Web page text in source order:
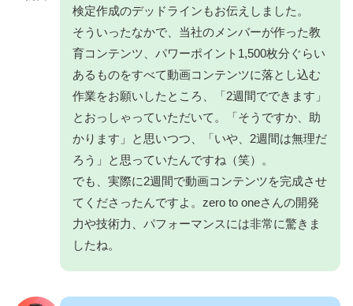
検定作成のデッドラインもお伝えしました。
そういったなかで、当社のメンバーが作った教
育コンテンツ、パワーポイント1,500枚分ぐらい
あるものをすべて動画コンテンツに落とし込む
作業をお願いしたところ、「2週間でできます」
とおっしゃっていただいて。「そうですか、助
かります」と思いつつ、「いや、2週間は無理だ
ろう」と思っていたんですね（笑）。
でも、実際に2週間で動画コンテンツを完成させ
てくださったんですよ。zero to oneさんの開発
力や技術力、パフォーマンスには非常に驚きま
したね。